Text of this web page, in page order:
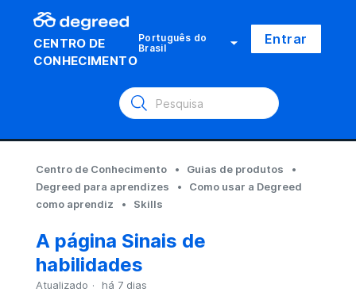
CENTRO DE
CONHECIMENTO
Português do
Brasil Entrar
Centro de Conhecimento
Guias de produtos
Degreed para aprendizes
Como usar a Degreed
como aprendiz
Skills
A página Sinais de
habilidades
Atualizado há 7 dias